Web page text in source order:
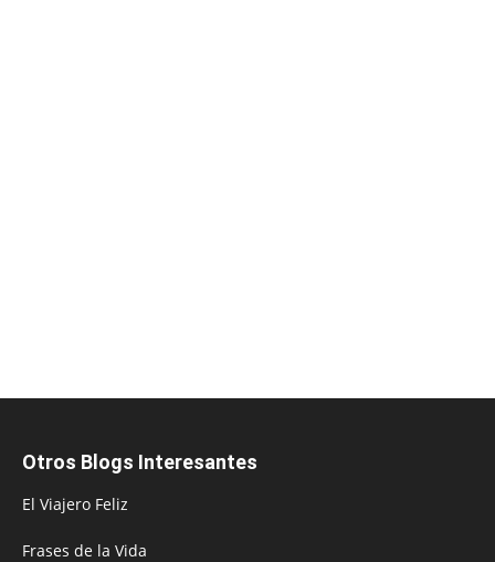
Otros Blogs Interesantes
El Viajero Feliz
Frases de la Vida